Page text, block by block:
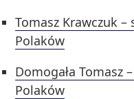
Tomasz Krawczuk
Polaków
Domogała Tomasz
Polaków